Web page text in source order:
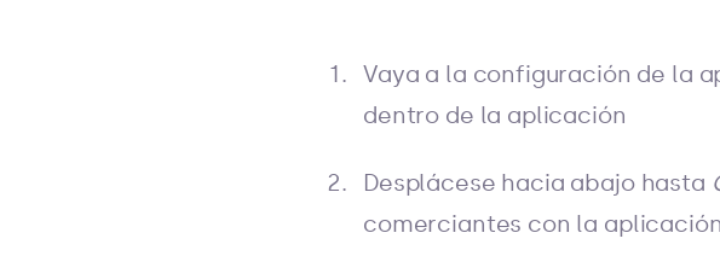
Vaya a la configuración de la
dentro de la aplicación
Desplácese hacia abajo hasta
comerciantes con la